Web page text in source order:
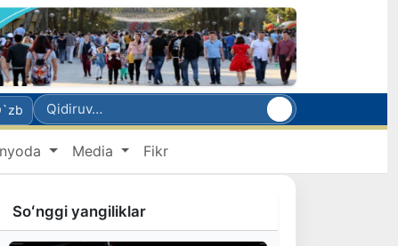
Media Fikr
Soʻnggi yangiliklar